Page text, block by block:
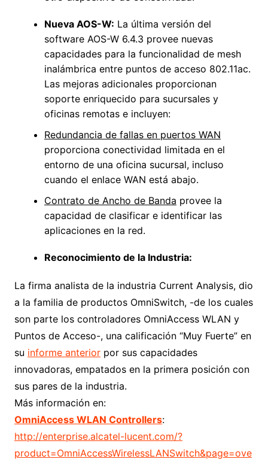
Nueva AOS-W: La última versión del
software AOS-W 6.4.3 provee nuevas
capacidades para la funcionalidad de mesh
inalámbrica entre puntos de acceso 802.11ac.
Las mejoras adicionales proporcionan
soporte enriquecido para sucursales y
oficinas remotas e incluyen:
Redundancia de fallas en puertos WAN
proporciona conectividad limitada en el
entorno de una oficina sucursal, incluso
cuando el enlace WAN está abajo.
Contrato de Ancho de Banda provee la
capacidad de clasificar e identificar las
aplicaciones en la red.
Reconocimiento de la Industria:
La firma analista de la industria Current Analysis, dio
a la familia de productos OmniSwitch, -de los cuales
son parte los controladores OmniAccess WLAN y
Puntos de Acceso-, una calificación “Muy Fuerte” en
su informe anteriorpor sus capacidades
innovadoras, empatados en la primera posición con
sus pares de la industria.
Más información en:
OmniAccess WLAN Controllers:
http://enterprise.alcatel-lucent.com/?
product=OmniAccessWirelessLANSwitch&page=ove